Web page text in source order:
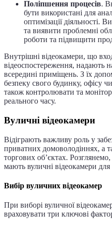
Поліпшення процесів.
бути використані для
оптимізації діяльності.
та виявити проблемні
роботи та підвищити
Внутрішні відеокамери, що
відеоспостереження, надають
всередині приміщень. З їх
безпеку свого будинку, офісу
також контролювати та
реального часу.
Вуличні відеокамери
Відіграють важливу роль у
приватних домоволодіннях, а
торгових об’єктах.
мають вуличні відеокамери
Вибір вуличних відеокамер
При виборі вуличної
враховувати три ключові